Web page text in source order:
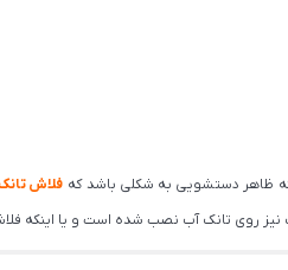
ظاهر دستشویی به شکلی باشد که فلاش
روی تانک آب نصب شده است و یا اینکه